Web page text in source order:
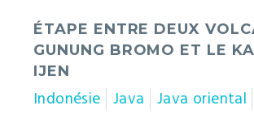
ÉTAPE ENTRE DEUX
GUNUNG BROMO ET LE
IJEN
Indonésie Java Java oriental